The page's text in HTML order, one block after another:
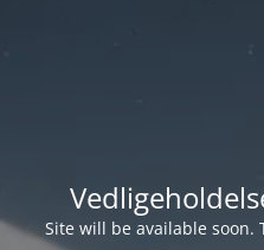
Site will be available soon.